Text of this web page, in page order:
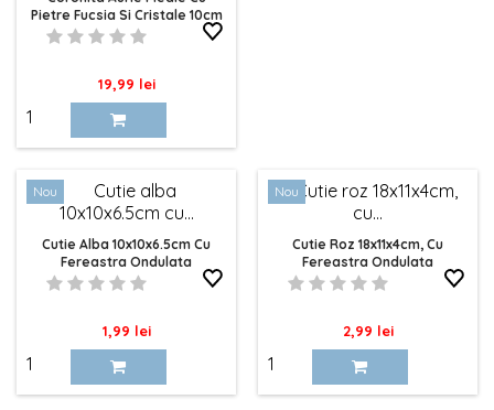
Pietre Fucsia Si Cristale 10cm
Pret
19,99 lei
Nou
Cutie Alba 10x10x6.5cm Cu
Fereastra Ondulata
Pret
1,99 lei
Nou
Cutie Roz 18x11x4cm, Cu
Fereastra Ondulata
Pret
2,99 lei